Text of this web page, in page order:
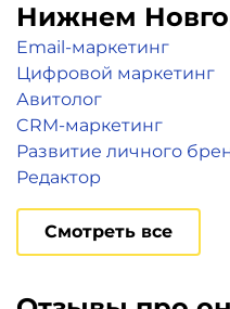
Нижнем
Email-маркетинг
Цифровой маркетинг
Авитолог
CRM-маркетинг
Развитие личного
Редактор
Смотреть все